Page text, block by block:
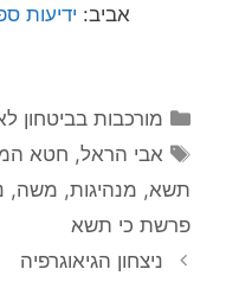
אביב: ידיעות
קטגוריות
מורכבות בביטחון
תגיות
אבי הראל, חטא
תשא, מנהיגות, משה,
פרשת כי תשא
ניצחון הגיאוגרפיה